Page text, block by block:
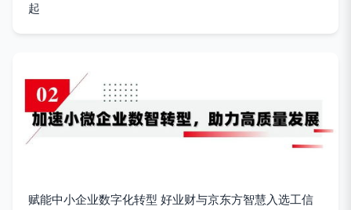
起
赋能中小企业数字化转型 好业财与京东方智慧入选工信